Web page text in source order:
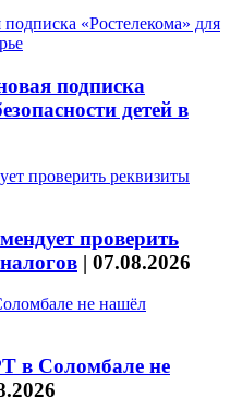
подписка
детей в
проверить
| 07.08.2026
в Соломбале не